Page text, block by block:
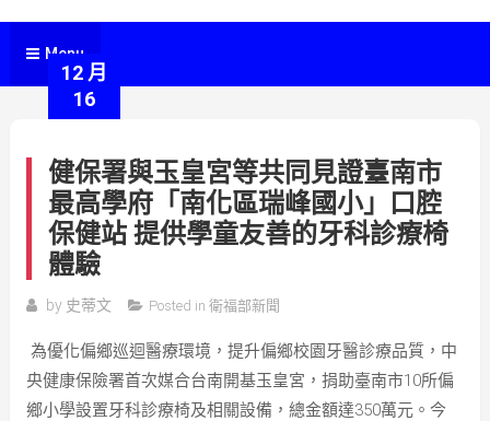
Menu
12 月
16
健保署與玉皇宮等共同見證臺南市
最高學府「南化區瑞峰國小」口腔
保健站 提供學童友善的牙科診療椅
體驗
by 史蒂文 Posted in 衛福部新聞
為優化偏鄉巡迴醫療環境，提升偏鄉校園牙醫診療品質，中
央健康保險署首次媒合台南開基玉皇宮，捐助臺南市10所偏
鄉小學設置牙科診療椅及相關設備，總金額達350萬元。今